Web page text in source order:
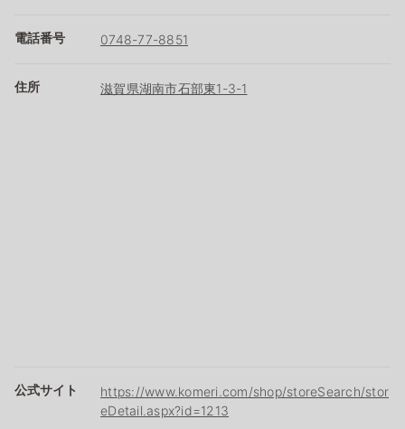
電話番号 0748-77-8851
住所 滋賀県湖南市石部東1-3-1
公式サイト
https://www.komeri.com/shop/storeSearch/stor
eDetail.aspx?id=1213